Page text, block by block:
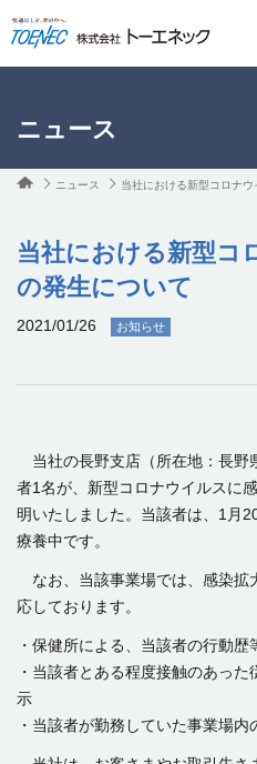
ニュース
ニュース 当社における新型コロナ
当社における新型コ
の発生について
2021/01/26 お知らせ
当社の長野支店（所在地：長野
者1名が、新型コロナウイルスに
明いたしました。当該者は、1月
療養中です。
なお、当該事業場では、感染拡
応しております。
・保健所による、当該者の行動歴
・当該者とある程度接触のあっ
示
・当該者が勤務していた事業場内